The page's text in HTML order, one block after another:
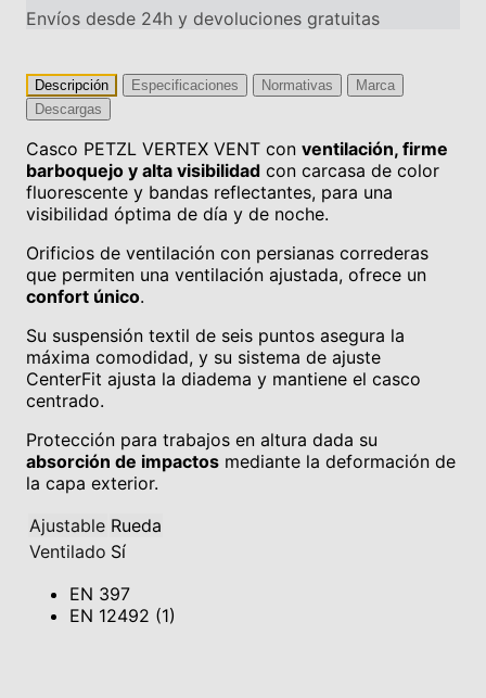
Envíos desde 24h y devoluciones gratuitas
Descripción Especificaciones Normativas
Marca
Descargas
Casco PETZL VERTEX VENT con ventilación, firme
barboquejo y alta visibilidad con carcasa de color
fluorescente y bandas reflectantes, para una
visibilidad óptima de día y de noche.
Orificios de ventilación con persianas correderas
que permiten una ventilación ajustada, ofrece un
confort único.
Su suspensión textil de seis puntos asegura la
máxima comodidad, y su sistema de ajuste
CenterFit ajusta la diadema y mantiene el casco
centrado.
Protección para trabajos en altura dada su
absorción de impactos mediante la deformación de
la capa exterior.
Ajustable Rueda
Ventilado Sí
EN 397
EN 12492 (1)